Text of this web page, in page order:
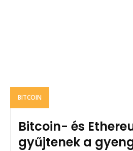
BITCOIN
Bitcoin- és
gyűjtenek a